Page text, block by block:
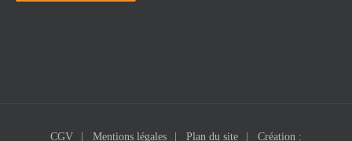
CGV Mentions légales Plan du site Création :